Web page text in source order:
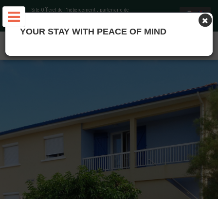
Site Officiel de l'hébergement , partenaire de
YOUR STAY WITH PEACE OF MIND